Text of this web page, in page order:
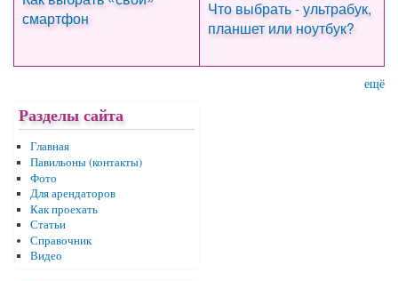
смартфон
Что выбрать - ультрабук,
планшет или ноутбук?
ещё
Разделы сайта
Главная
Павильоны (контакты)
Фото
Для арендаторов
Как проехать
Статьи
Справочник
Видео